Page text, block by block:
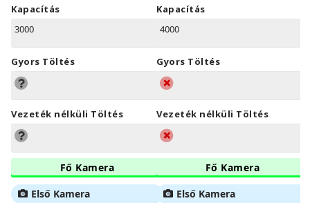
Kapacítás
3000
Gyors Töltés
Vezeték nélküli Töltés
Fő Kamera
Első Kamera
Kapacítás
4000
Gyors Töltés
Vezeték nélküli Töltés
Fő Kamera
Első Kamera